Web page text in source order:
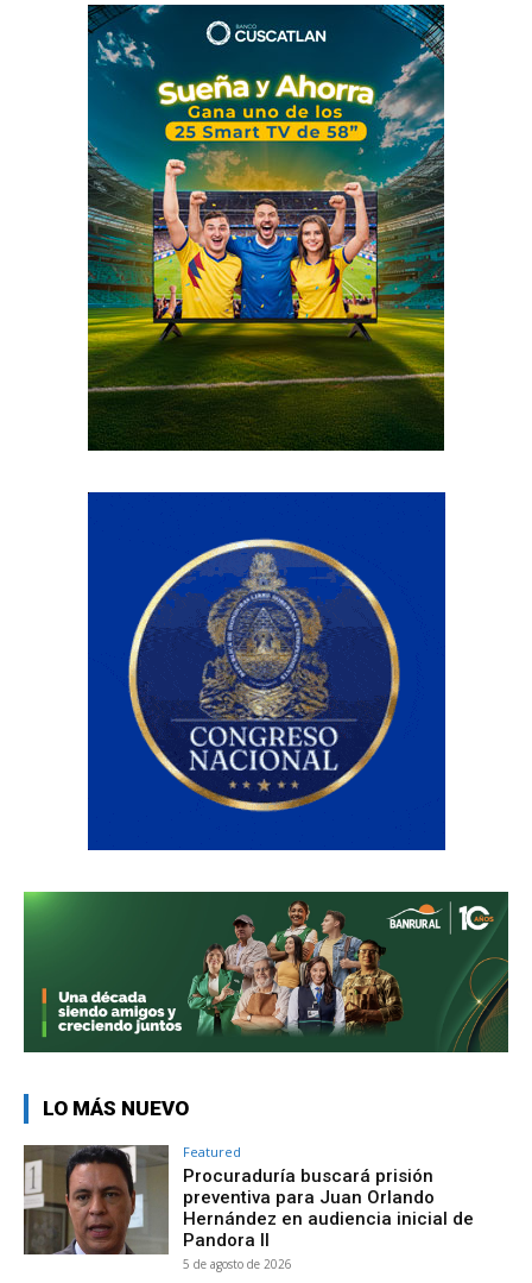
LO MÁS NUEVO
Featured
Procuraduría buscará prisión
preventiva para Juan Orlando
Hernández en audiencia inicial de
Pandora II
5 de agosto de 2026